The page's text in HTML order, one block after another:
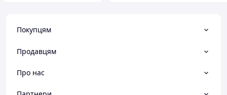
Покупцям
Продавцям
Про нас